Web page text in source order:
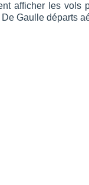
afficher les vols
Gaulle départs